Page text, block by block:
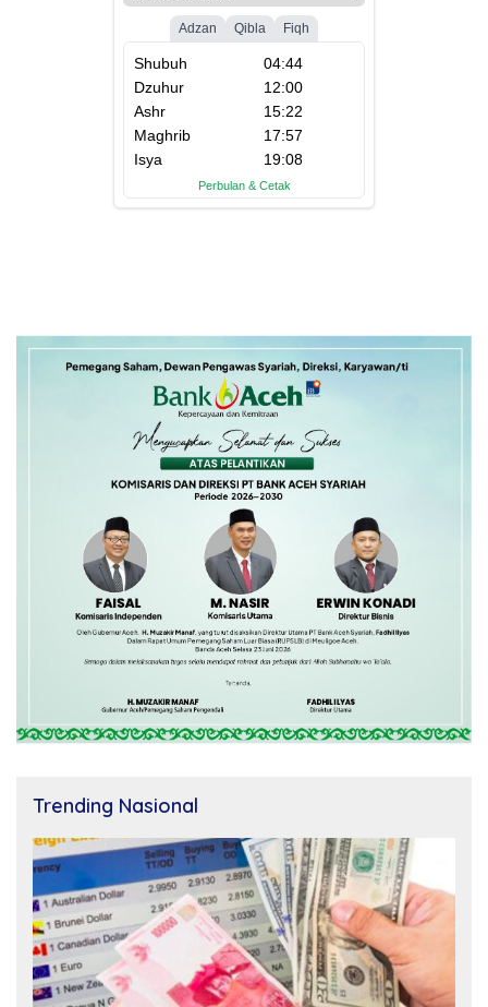
Trending Nasional